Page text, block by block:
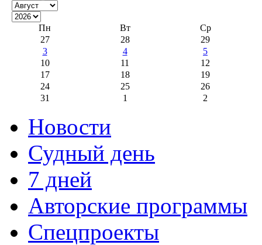
Пн Вт
Ср
27
28
29
3
4
5
10
11
12
17
18
19
24
25
26
31
1 2
Новости
Судный день
7 дней
Авторские программы
Спецпроекты